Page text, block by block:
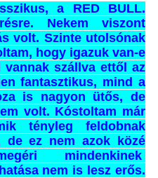
a RED BULL.
Nekem viszont
volt. Szinte utolsónak
hogy igazuk van-e
szállva ettől az
fantasztikus, mind a
is nagyon ütős, de
volt. Kóstoltam már
tényleg feldobnak
de ez nem azok közé
mindenkinek
nem is lesz erős.